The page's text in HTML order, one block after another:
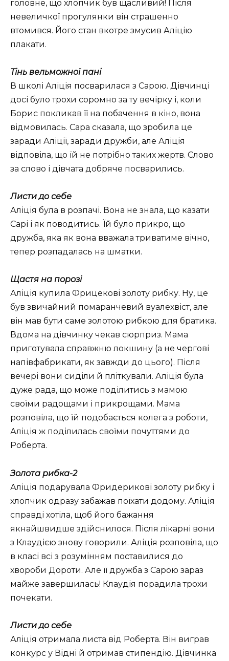
головне, що хлопчик був щасливий! Після
невеличкої прогулянки він страшенно
втомився. Його стан вкотре змусив Аліцію
плакати.
Тінь вельможної пані
В школі Аліція посварилася з Сарою. Дівчинці
досі було трохи соромно за ту вечірку і, коли
Борис покликав її на побачення в кіно, вона
відмовилась. Сара сказала, що зробила це
заради Аліції, заради дружби, але Аліція
відповіла, що їй не потрібно таких жертв. Слово
за слово і дівчата добряче посварились.
Листи до себе
Аліція була в розпачі. Вона не знала, що казати
Сарі і як поводитись. Їй було прикро, що
дружба, яка як вона вважала триватиме вічно,
тепер розпадалась на шматки.
Щастя на порозі
Аліція купила Фрицекові золоту рибку. Ну, це
був звичайний помаранчевий вуалехвіст, але
він мав бути саме золотою рибкою для братика.
Вдома на дівчинку чекав сюрприз. Мама
приготувала справжню локшину (а не чергові
напівфабрикати, як завжди до цього). Після
вечері вони сиділи й пліткували. Аліція була
дуже рада, що може поділитись з мамою
своїми радощами і прикрощами. Мама
розповіла, що їй подобається колега з роботи,
Аліція ж поділилась своїми почуттями до
Роберта.
Золота рибка-2
Аліція подарувала Фридерикові золоту рибку і
хлопчик одразу забажав поїхати додому. Аліція
справді хотіла, щоб його бажання
якнайшвидше здійснилося. Після лікарні вони
з Клаудією знову говорили. Аліція розповіла, що
в класі всі з розумінням поставилися до
хвороби Дороти. Але її дружба з Сарою зараз
майже завершилась! Клаудія порадила трохи
почекати.
Листи до себе
Аліція отримала листа від Роберта. Він виграв
конкурс у Відні й отримав стипендію. Дівчинка